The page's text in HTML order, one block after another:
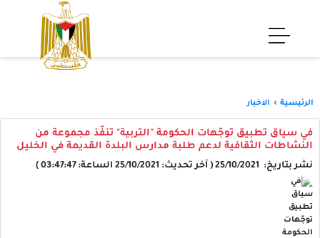
الرئيسية الاخبار
في سياق تطبيق توجّهات الحكومة "التربية" تنفّذ مجموعة من
النشاطات الثقافية لدعم طلبة مدارس البلدة القديمة في الخليل
نشر بتاريخ: 25/10/2021 ( آخر تحديث: 25/10/2021 الساعة: 03:47:47 )